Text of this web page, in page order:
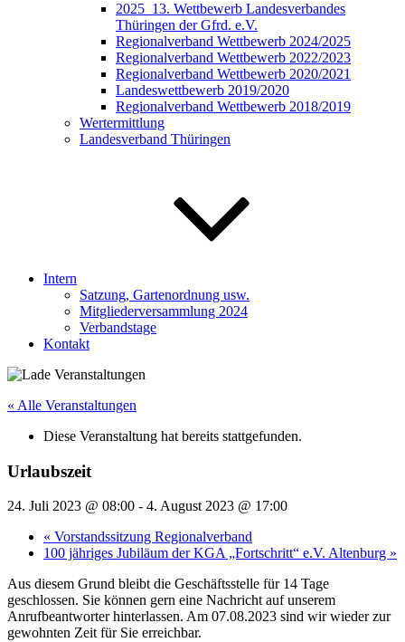
2025_13. Wettbewerb Landesverbandes
Thüringen der Gfrd. e.V.
Regionalverband Wettbewerb 2024/2025
Regionalverband Wettbewerb 2022/2023
Regionalverband Wettbewerb 2020/2021
Landeswettbewerb 2019/2020
Regionalverband Wettbewerb 2018/2019
Wertermittlung
Landesverband Thüringen
Intern
Satzung, Gartenordnung usw.
Mitgliederversammlung 2024
Verbandstage
Kontakt
« Alle Veranstaltungen
Diese Veranstaltung hat bereits stattgefunden.
Urlaubszeit
24. Juli 2023 @ 08:00 - 4. August 2023 @ 17:00
« Vorstandssitzung Regionalverband
100 jähriges Jubiläum der KGA „Fortschritt“ e.V. Altenburg »
Aus diesem Grund bleibt die Geschäftsstelle für 14 Tage
geschlossen. Sie können gern eine Nachricht auf unserem
Anrufbeantworter hinterlassen. Am 07.08.2023 sind wir wieder zur
gewohnten Zeit für Sie erreichbar.